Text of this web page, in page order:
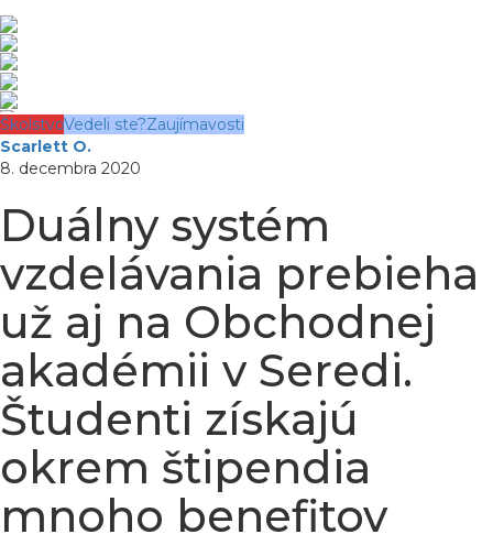
ŠkolstvoVedeli ste?Zaujímavosti
Scarlett O.
8. decembra 2020
Duálny systém
vzdelávania prebieha
už aj na Obchodnej
akadémii v Seredi.
Študenti získajú
okrem štipendia
mnoho benefitov